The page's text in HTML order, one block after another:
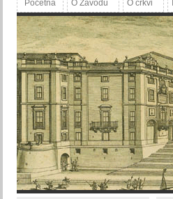
Početna O Zavodu O crkvi